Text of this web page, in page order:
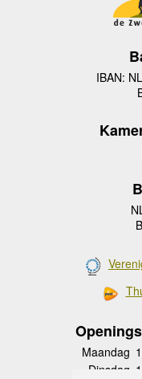
IBAN:
Maandag
Dinsdag